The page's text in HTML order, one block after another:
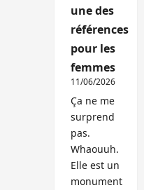
une des
références
pour les
femmes
11/06/2026
Ça ne me
surprend
pas.
Whaouuh.
Elle est un
monument